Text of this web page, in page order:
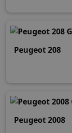
Peugeot 208
Peugeot 2008